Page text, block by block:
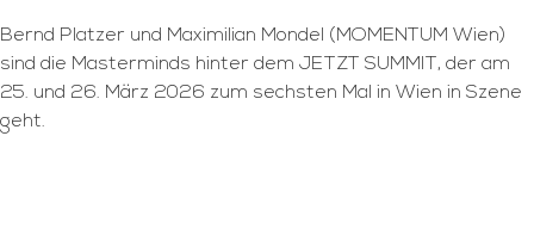
Bernd Platzer und Maximilian Mondel (MOMENTUM Wien)
sind die Masterminds hinter dem JETZT SUMMIT, der am
25. und 26. März 2026 zum sechsten Mal in Wien in Szene
geht.